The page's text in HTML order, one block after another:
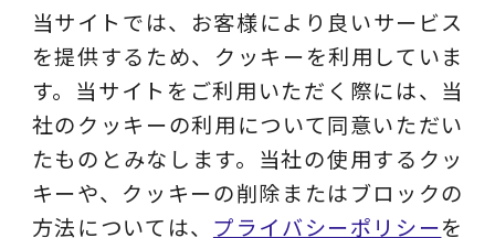
ビジネステーマ解説集
動画ライブラリ
採用サイト
当サイトでは、お客様により良いサービス
を提供するため、クッキーを利用していま
す。当サイトをご利用いただく際には、当
社のクッキーの利用について同意いただい
たものとみなします。当社の使用するクッ
キーや、クッキーの削除またはブロックの
方法については、 プライバシーポリシーを